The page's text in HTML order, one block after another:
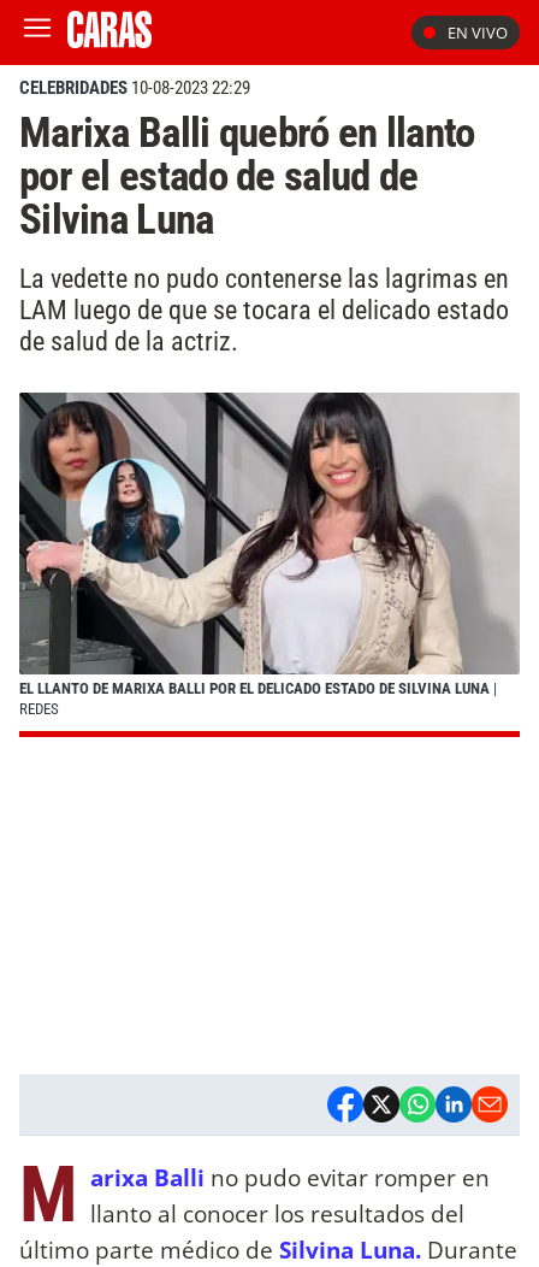
EN VIVO
CELEBRIDADES 10-08-2023 22:29
Marixa Balli quebró en llanto
por el estado de salud de
Silvina Luna
La vedette no pudo contenerse las lagrimas en
LAM luego de que se tocara el delicado estado
de salud de la actriz.
EL LLANTO DE MARIXA BALLI POR EL DELICADO ESTADO DE SILVINA LUNA |
REDES
M arixa Balli no pudo evitar romper en
llanto al conocer los resultados del
último parte médico de Silvina Luna. Durante